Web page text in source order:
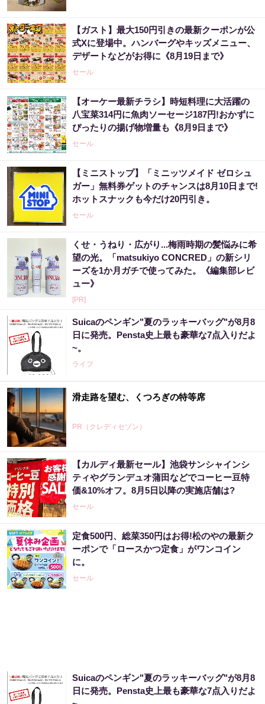
【ガスト】最大150円引きの最新クーポンが公
式Xに登場中。ハンバーグやキッズメニュー、
デザートなどがお得に《8月19日まで》
セール
【オーケー最新チラシ】時短料理に大活躍の
八宝菜314円に魚肉ソーセージ187円!おかずに
ぴったりの揚げ物増量も《8月9日まで》
セール
【ミニストップ】「ミニッツメイド ゼロシュ
ガー」無料券ゲットのチャンスは8月10日まで!
ホットスナックも今だけ20円引き。
セール
くせ・うねり・広がり...梅雨時期の髪悩みに希
望の光。「matsukiyo CONCRED」の新シリ
ーズを1か月ガチで使ってみた。《編集部レビ
ュー》
[PR]
Suicaのペンギン"夏のラッキーバッグ"が8月8
日に発売。Pensta史上最も豪華な7点入りだよ
~。
ライフ
滑走路を望む、くつろぎの特等席
PR（クレディセゾン）
【カルディ最新セール】池袋サンシャインシ
ティやグランデュオ蒲田などでコーヒー豆特
価&10%オフ。8月5日以降の実施店舗は?
セール
定食500円、総菜350円はお得!松のやの最新ク
ーポンで「ロースかつ定食」がワンコイン
に。
セール
Suicaのペンギン"夏のラッキーバッグ"が8月8
日に発売。Pensta史上最も豪華な7点入りだよ